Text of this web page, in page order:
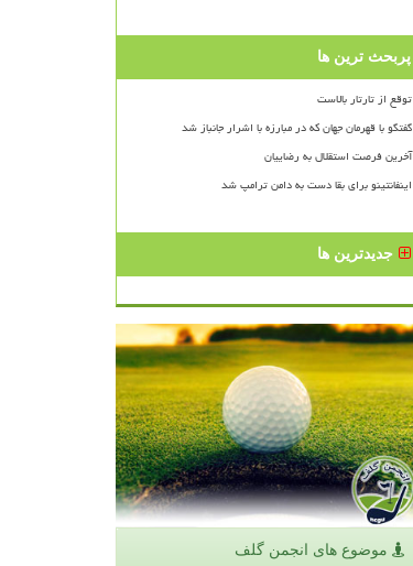
پربحث ترین ها
توقع از تارتار بالاست
گفتگو با قهرمان جهان که در مبارزه با اشرار جانباز شد
آخرین فرصت استقلال به رضاییان
اینفانتینو برای بقا دست به دامن ترامپ شد
جدیدترین ها
موضوع های انجمن گلف